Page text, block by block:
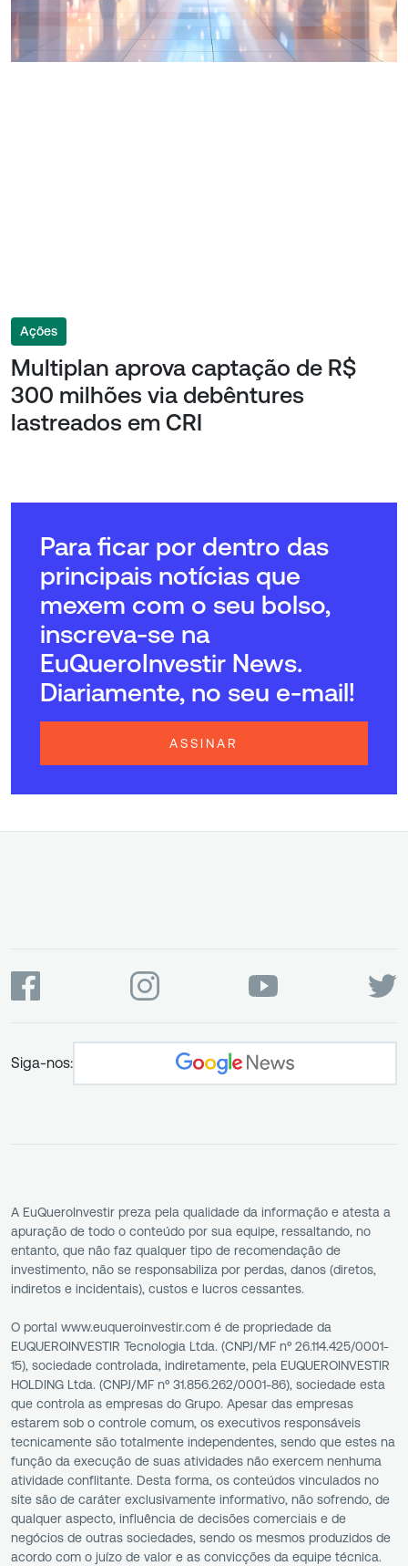
Ações
Multiplan aprova captação de R$
300 milhões via debêntures
lastreados em CRI
Para ficar por dentro das
principais notícias que
mexem com o seu bolso,
inscreva-se na
EuQueroInvestir News.
Diariamente, no seu e-mail!
ASSINAR
Siga-nos:
A EuQueroInvestir preza pela qualidade da informação e atesta a
apuração de todo o conteúdo por sua equipe, ressaltando, no
entanto, que não faz qualquer tipo de recomendação de
investimento, não se responsabiliza por perdas, danos (diretos,
indiretos e incidentais), custos e lucros cessantes.
O portal www.euqueroinvestir.com é de propriedade da
EUQUEROINVESTIR Tecnologia Ltda. (CNPJ/MF nº 26.114.425/0001-
15), sociedade controlada, indiretamente, pela EUQUEROINVESTIR
HOLDING Ltda. (CNPJ/MF nº 31.856.262/0001-86), sociedade esta
que controla as empresas do Grupo. Apesar das empresas
estarem sob o controle comum, os executivos responsáveis
tecnicamente são totalmente independentes, sendo que estes na
função da execução de suas atividades não exercem nenhuma
atividade conflitante. Desta forma, os conteúdos vinculados no
site são de caráter exclusivamente informativo, não sofrendo, de
qualquer aspecto, influência de decisões comerciais e de
negócios de outras sociedades, sendo os mesmos produzidos de
acordo com o juízo de valor e as convicções da equipe técnica.